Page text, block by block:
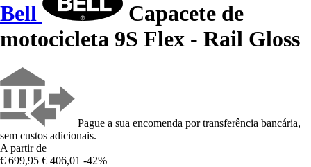
Bell
Capacete de
motocicleta 9S Flex - Rail Gloss
Pague a sua encomenda por transferência bancária,
sem custos adicionais.
A partir de
€ 699,95 € 406,01 -42%